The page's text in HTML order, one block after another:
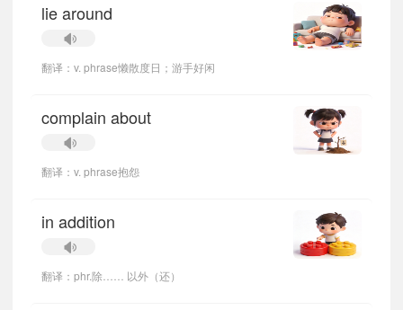
lie around
翻译：v. phrase懒散度日；游手好闲
complain about
翻译：v. phrase抱怨
in addition
翻译：phr.除…… 以外（还）